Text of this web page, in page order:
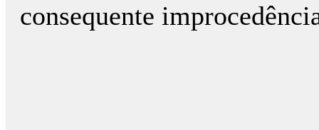
consequente